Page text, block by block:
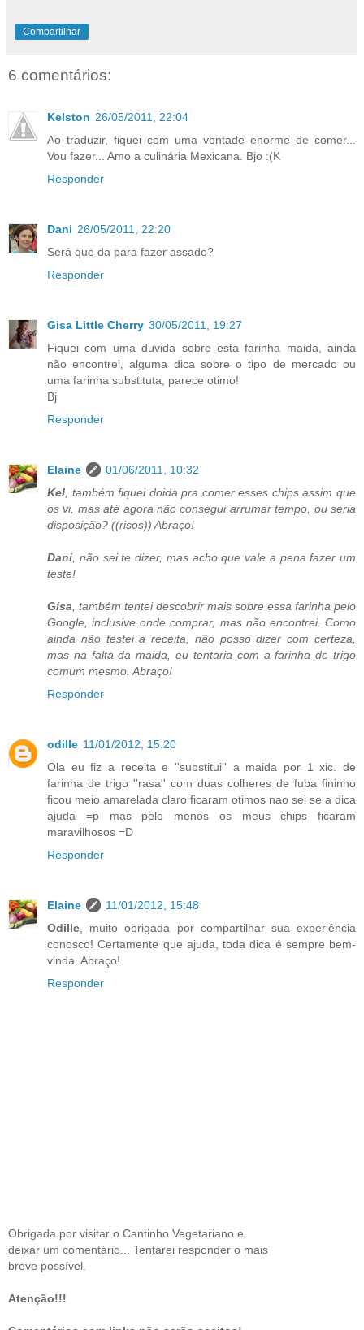
Compartilhar
6 comentários:
Kelston 26/05/2011, 22:04
Ao traduzir, fiquei com uma vontade enorme de comer...
Vou fazer... Amo a culinária Mexicana. Bjo :(K
Responder
Dani 26/05/2011, 22:20
Será que da para fazer assado?
Responder
Gisa Little Cherry 30/05/2011, 19:27
Fiquei com uma duvida sobre esta farinha maida, ainda
não encontrei, alguma dica sobre o tipo de mercado ou
uma farinha substituta, parece otimo!
Bj
Responder
Elaine
01/06/2011, 10:32
Kel , também fiquei doida pra comer esses chips assim que
os vi, mas até agora não consegui arrumar tempo, ou seria
disposição? ((risos)) Abraço!
Dani , não sei te dizer, mas acho que vale a pena fazer um
teste!
Gisa , também tentei descobrir mais sobre essa farinha pelo
Google, inclusive onde comprar, mas não encontrei. Como
ainda não testei a receita, não posso dizer com certeza,
mas na falta da maida, eu tentaria com a farinha de trigo
comum mesmo. Abraço!
Responder
odille 11/01/2012, 15:20
Ola eu fiz a receita e ''substitui'' a maida por 1 xic. de
farinha de trigo ''rasa'' com duas colheres de fuba fininho
ficou meio amarelada claro ficaram otimos nao sei se a dica
ajuda =p mas pelo menos os meus chips ficaram
maravilhosos =D
Responder
Elaine
11/01/2012, 15:48
Odille , muito obrigada por compartilhar sua experiência
conosco! Certamente que ajuda, toda dica é sempre bem-
vinda. Abraço!
Responder
Obrigada por visitar o Cantinho Vegetariano e
deixar um comentário... Tentarei responder o mais
breve possível.
Atenção!!!